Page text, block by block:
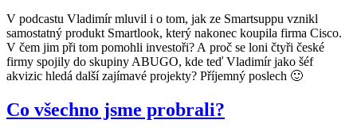
V podcastu Vladimír mluvil i o tom, jak ze Smartsuppu vznikl
samostatný produkt Smartlook, který nakonec koupila firma Cisco.
V čem jim při tom pomohli investoři? A proč se loni čtyři české
firmy spojily do skupiny ABUGO, kde teď Vladimír jako šéf
akvizic hledá další zajímavé projekty? Příjemný poslech 🙂
Co všechno jsme probrali?